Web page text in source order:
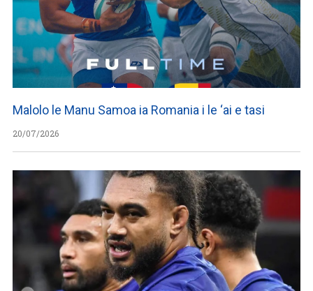
Malolo le Manu Samoa ia Romania i le ‘ai e tasi
20/07/2026